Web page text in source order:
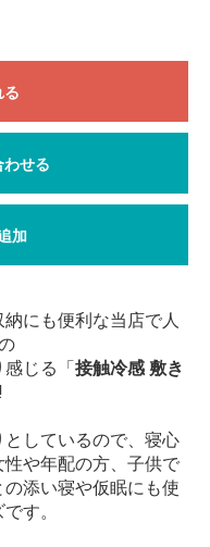
る
わせる
加
にも便利な当店で人
感じる「接触冷感 敷き
!
しているので、寝心
や年配の方、子供で
添い寝や仮眠にも使
す。